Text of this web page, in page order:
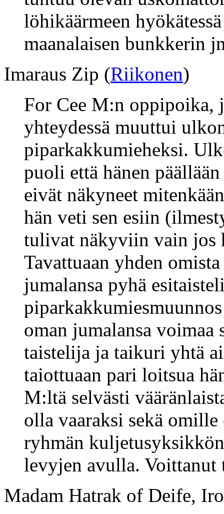
löhikäärmeen
maanalaisen bunkkerin
Imaraus Zip (Riikonen)
For Cee M:n
yhteydessä muuttui
piparkakkumieheksi.
puoli että hänen
eivät näkyneet
hän veti sen esiin
tulivat näkyviin vain jos
Tavattuaan yhden
jumalansa pyhä
oman jumalansa voimaa
taistelija ja taikuri yhtä
taiottuaan pari loitsua
M:ltä selvästi
olla vaaraksi sekä
ryhmän
levyjen avulla. Voittanut
Madam Hatrak of Deife,